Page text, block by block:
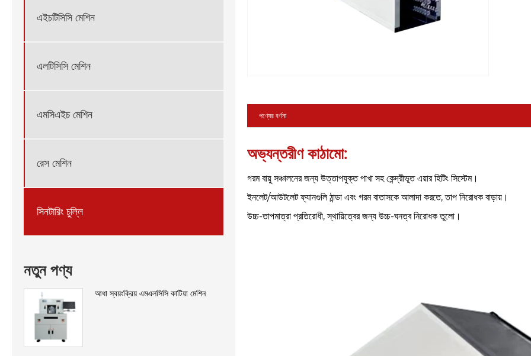
এইচটিসিসি মেশিন
এলটিসিসি মেশিন
এমসিএইচ মেশিন
রেস মেশিন
সিনটারিং চুল্লি
নতুন পণ্য
আধা স্বয়ংক্রিয় এমএলসিসি কাটিয়া মেশিন
পণ্যের বর্ণনা
অভ্যন্তরীণ কাঠামো:
গরম বায়ু সঞ্চালনের জন্য উত্তাপযুক্ত পাখা সহ কেন্দ্রীভূত এয়ার হিটিং সিস্টেম।
ইনলেট/আউটলেট ফ্যানগুলি ঠান্ডা এবং গরম বাতাসকে আলাদা করতে, তাপ নিরোধক বাড়ায়।
উচ্চ-তাপমাত্রা প্রতিরোধী, স্থায়িত্বের জন্য উচ্চ-ঘনত্ব নিরোধক তুলো।